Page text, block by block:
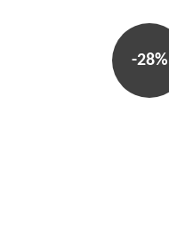
-28%